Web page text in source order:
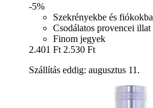
-5%
Szekrényekbe és fiókokba
Csodálatos provencei illat
Finom jegyek
2.401 Ft 2.530 Ft
Szállítás eddig: augusztus 11.